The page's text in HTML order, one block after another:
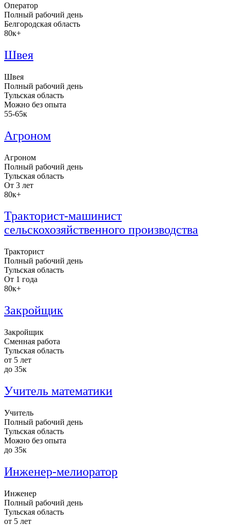
Оператор
Полный рабочий день
Белгородская область
80к+
Швея
Швея
Полный рабочий день
Тульская область
Можно без опыта
55-65к
Агроном
Агроном
Полный рабочий день
Тульская область
От 3 лет
80к+
Тракторист-машинист
сельскохозяйственного производства
Тракторист
Полный рабочий день
Тульская область
От 1 года
80к+
Закройщик
Закройщик
Сменная работа
Тульская область
от 5 лет
до 35к
Учитель математики
Учитель
Полный рабочий день
Тульская область
Можно без опыта
до 35к
Инженер-мелиоратор
Инженер
Полный рабочий день
Тульская область
от 5 лет